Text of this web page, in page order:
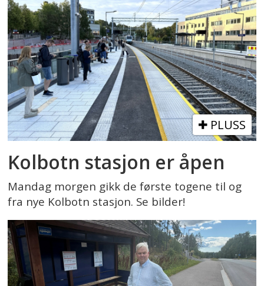
PLUSS
Kolbotn stasjon er åpen
Mandag morgen gikk de første togene til og
fra nye Kolbotn stasjon. Se bilder!